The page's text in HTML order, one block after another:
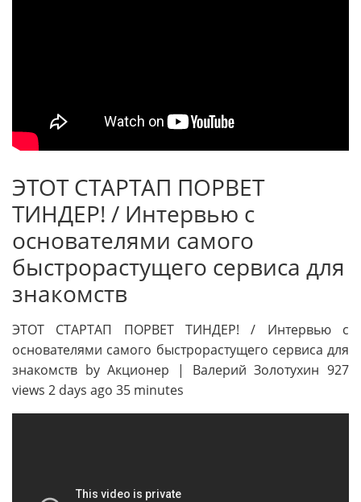
ЭТОТ СТАРТАП ПОРВЕТ
ТИНДЕР! / Интервью с
основателями самого
быстрорастущего сервиса для
знакомств
ЭТОТ СТАРТАП ПОРВЕТ ТИНДЕР! / Интервью с
основателями самого быстрорастущего сервиса для
знакомств by Акционер | Валерий Золотухин 927
views 2 days ago 35 minutes